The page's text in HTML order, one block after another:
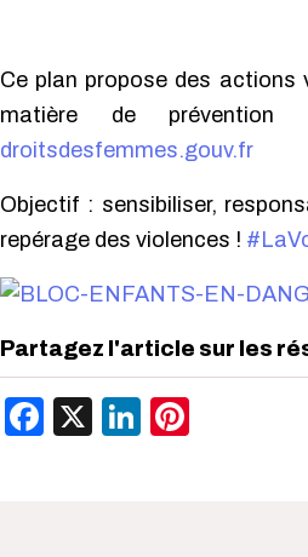
Ce plan propose des actions
matière de
droitsdesfemmes.gouv.fr
Objectif : sensibiliser,
repérage des violences ! #
Partagez l'article sur les
Facebook
X LinkedIn